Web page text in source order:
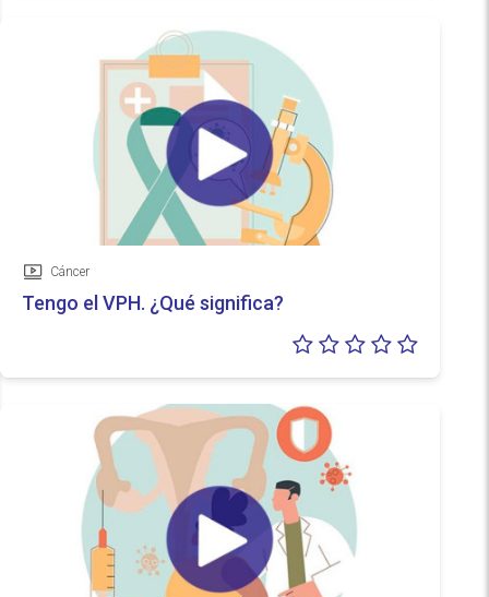
Vídeo
Cáncer
Tengo el VPH. ¿Qué significa?